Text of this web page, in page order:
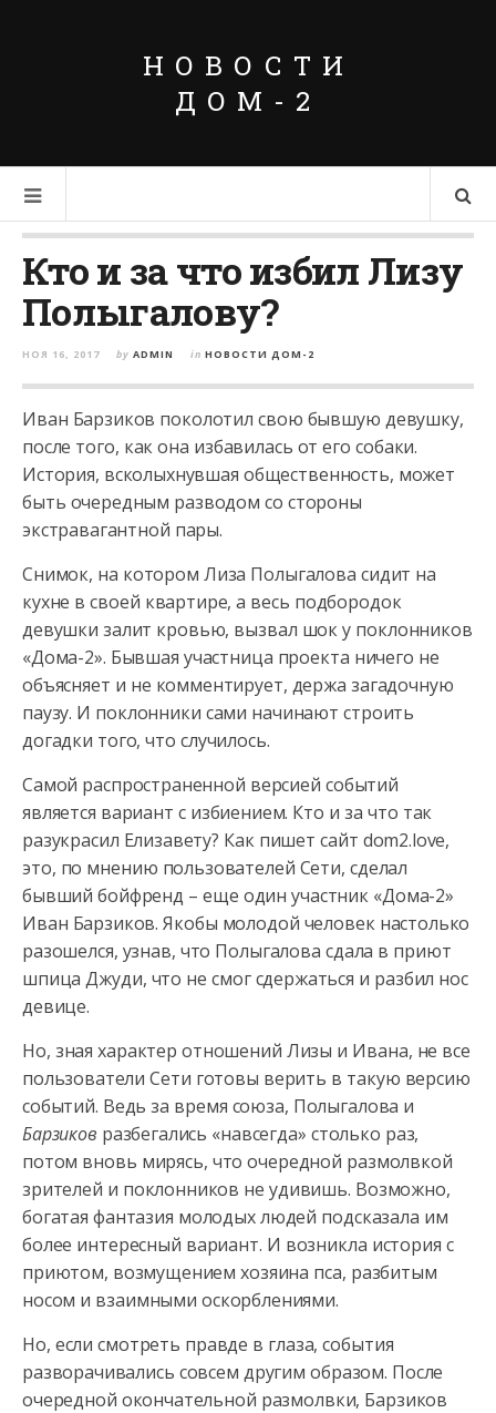
НОВОСТИ
ДОМ-2
Кто и за что избил Лизу
Полыгалову?
НОЯ 16, 2017 by ADMIN in НОВОСТИ ДОМ-2
Иван Барзиков поколотил свою бывшую девушку,
после того, как она избавилась от его собаки.
История, всколыхнувшая общественность, может
быть очередным разводом со стороны
экстравагантной пары.
Снимок, на котором Лиза Полыгалова сидит на
кухне в своей квартире, а весь подбородок
девушки залит кровью, вызвал шок у поклонников
«Дома-2». Бывшая участница проекта ничего не
объясняет и не комментирует, держа загадочную
паузу. И поклонники сами начинают строить
догадки того, что случилось.
Самой распространенной версией событий
является вариант с избиением. Кто и за что так
разукрасил Елизавету? Как пишет сайт dom2.love,
это, по мнению пользователей Сети, сделал
бывший бойфренд – еще один участник «Дома-2»
Иван Барзиков. Якобы молодой человек настолько
разошелся, узнав, что Полыгалова сдала в приют
шпица Джуди, что не смог сдержаться и разбил нос
девице.
Но, зная характер отношений Лизы и Ивана, не все
пользователи Сети готовы верить в такую версию
событий. Ведь за время союза, Полыгалова и
Барзиков разбегались «навсегда» столько раз,
потом вновь мирясь, что очередной размолвкой
зрителей и поклонников не удивишь. Возможно,
богатая фантазия молодых людей подсказала им
более интересный вариант. И возникла история с
приютом, возмущением хозяина пса, разбитым
носом и взаимными оскорблениями.
Но, если смотреть правде в глаза, события
разворачивались совсем другим образом. После
очередной окончательной размолвки, Барзиков